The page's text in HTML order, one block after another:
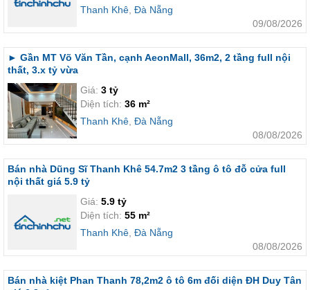
Thanh Khê Đà Nẵng
09/08/2026
► Gần MT Võ Văn Tần, cạnh AeonMall, 36m2, 2 tầng full nội
thất, 3.x tỷ vừa
Giá: 3 tỷ
Diện tích: 36 m²
Thanh Khê Đà Nẵng
08/08/2026
Bán nhà Dũng Sĩ Thanh Khê 54.7m2 3 tầng ô tô đỗ cửa full
nội thất giá 5.9 tỷ
Giá: 5.9 tỷ
Diện tích: 55 m²
Thanh Khê Đà Nẵng
08/08/2026
Bán nhà kiệt Phan Thanh 78,2m2 ô tô 6m đối diện ĐH Duy Tân